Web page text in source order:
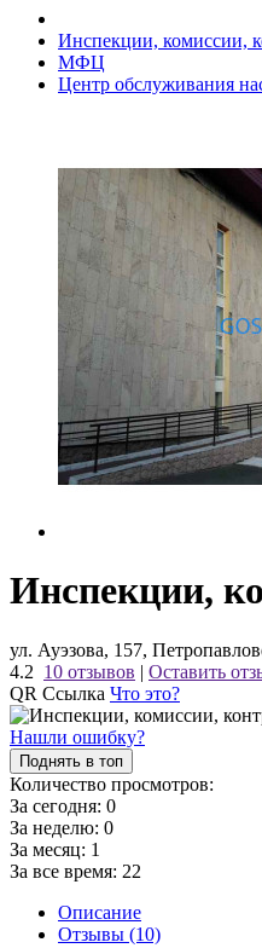
Инспекции, комиссии,
МФЦ
Центр обслуживания
Инспекции,
ул. Ауэзова, 157,
4.2 10 отзывов | Оставить
QR Ссылка Что это?
Нашли ошибку?
Поднять в топ
Количество просмотров:
За сегодня: 0
За неделю: 0
За месяц: 1
За все время: 22
Описание
Отзывы (10)